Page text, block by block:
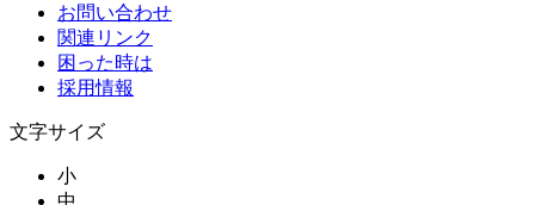
お問い合わせ
関連リンク
困った時は
採用情報
文字サイズ
小
中